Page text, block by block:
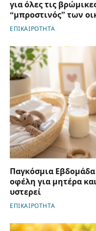
για όλες τις
“μπροστινός” των
ΕΠΙΚΑΙΡΟΤΗΤΑ
Παγκόσμια
οφέλη για μητέρα
υστερεί
ΕΠΙΚΑΙΡΟΤΗΤΑ